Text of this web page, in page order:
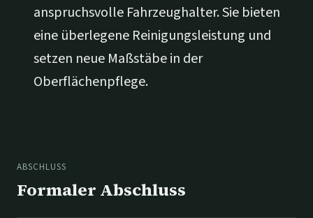
anspruchsvolle Fahrzeughalter. Sie bieten
eine überlegene Reinigungsleistung und
setzen neue Maßstäbe in der
Oberflächenpflege.
ABSCHLUSS
Formaler Abschluss